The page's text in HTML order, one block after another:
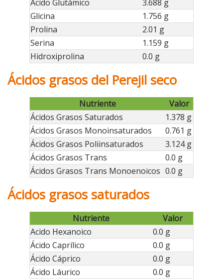
Ácido Glutámico
3.688 g
Glicina
1.756 g
Prolina
2.01 g
Serina
1.159 g
Hidroxiprolina
0.0 g
Ácidos grasos del Perejil seco
Nutriente
Valor
Ácidos Grasos Saturados
1.378 g
Ácidos Grasos Monoinsaturados
0.761 g
Ácidos Grasos Poliinsaturados
3.124 g
Ácidos Grasos Trans
0.0 g
Ácidos Grasos Trans Monoenoicos 0.0 g
Ácidos grasos saturados
Nutriente
Valor
Acido Hexanoico
0.0 g
Ácido Caprílico
0.0 g
Ácido Cáprico
0.0 g
Ácido Láurico
0.0 g